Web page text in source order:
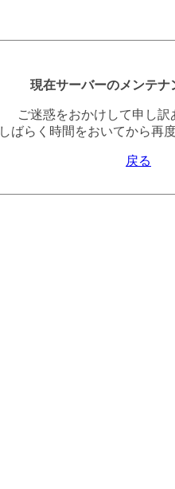
現在サーバーのメンテナ
ご迷惑をおかけして申し訳
しばらく時間をおいてから再
戻る